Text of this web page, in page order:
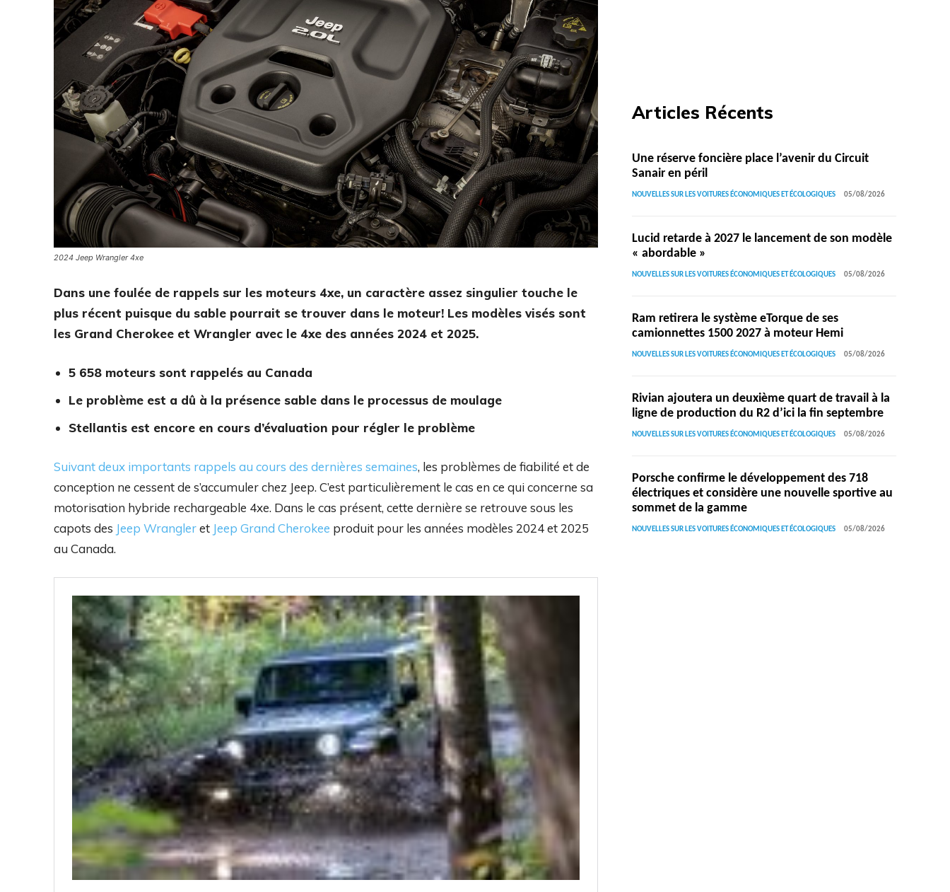
2024 Jeep Wrangler 4xe
Dans une foulée de rappels sur les moteurs 4xe, un caractère assez singulier touche le
plus récent puisque du sable pourrait se trouver dans le moteur! Les modèles visés sont
les Grand Cherokee et Wrangler avec le 4xe des années 2024 et 2025.
5 658 moteurs sont rappelés au Canada
Le problème est a dû à la présence sable dans le processus de moulage
Stellantis est encore en cours d’évaluation pour régler le problème
Suivant deux importants rappels au cours des dernières semaines, les problèmes de fiabilité et de
conception ne cessent de s’accumuler chez Jeep. C’est particulièrement le cas en ce qui concerne sa
motorisation hybride rechargeable 4xe. Dans le cas présent, cette dernière se retrouve sous les
capots des Jeep Wrangleret Jeep Grand Cherokee produit pour les années modèles 2024 et 2025
au Canada.
Articles Récents
Une réserve foncière place l’avenir du Circuit
Sanair en péril
NOUVELLES SUR LES VOITURES ÉCONOMIQUES ET ÉCOLOGIQUES 05/08/2026
Lucid retarde à 2027 le lancement de son modèle
« abordable »
NOUVELLES SUR LES VOITURES ÉCONOMIQUES ET ÉCOLOGIQUES 05/08/2026
Ram retirera le système eTorque de ses
camionnettes 1500 2027 à moteur Hemi
NOUVELLES SUR LES VOITURES ÉCONOMIQUES ET ÉCOLOGIQUES 05/08/2026
Rivian ajoutera un deuxième quart de travail à la
ligne de production du R2 d’ici la fin septembre
NOUVELLES SUR LES VOITURES ÉCONOMIQUES ET ÉCOLOGIQUES 05/08/2026
Porsche confirme le développement des 718
électriques et considère une nouvelle sportive au
sommet de la gamme
NOUVELLES SUR LES VOITURES ÉCONOMIQUES ET ÉCOLOGIQUES 05/08/2026